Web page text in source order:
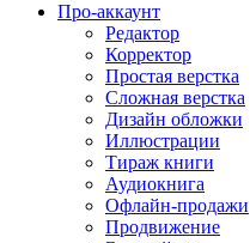
Про-аккаунт
Редактор
Корректор
Простая верстка
Сложная верстка
Дизайн обложки
Иллюстрации
Тираж книги
Аудиокнига
Офлайн-продажи
Продвижение